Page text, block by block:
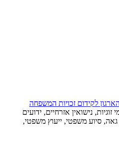
נישואין אזרחיים, ידועים
סיוע משפטי, ייעוץ משפטי,